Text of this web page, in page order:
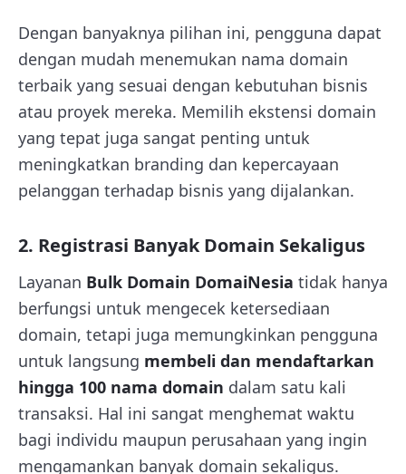
Dengan banyaknya pilihan ini, pengguna dapat
dengan mudah menemukan nama domain
terbaik yang sesuai dengan kebutuhan bisnis
atau proyek mereka. Memilih ekstensi domain
yang tepat juga sangat penting untuk
meningkatkan branding dan kepercayaan
pelanggan terhadap bisnis yang dijalankan.
2. Registrasi Banyak Domain Sekaligus
Layanan Bulk Domain DomaiNesia tidak hanya
berfungsi untuk mengecek ketersediaan
domain, tetapi juga memungkinkan pengguna
untuk langsung membeli dan mendaftarkan
hingga 100 nama domain dalam satu kali
transaksi. Hal ini sangat menghemat waktu
bagi individu maupun perusahaan yang ingin
mengamankan banyak domain sekaligus.